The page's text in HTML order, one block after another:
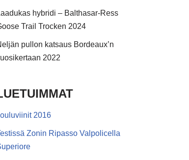
hybridi – Balthasar-Ress
Trail Trocken 2024
pullon katsaus Bordeaux’n
2022
2016
Zonin Ripasso Valpolicella